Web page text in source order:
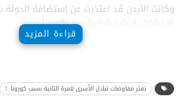
وكانت الأردن قد اعتذرت عن إستضافة الجولة
الإجراءات الاحترازية المتخذة بكورونا.
قراءة المزيد
تعثر مفاوضات تبادل الأسرى للمرة الثانية بسبب كورونا..!